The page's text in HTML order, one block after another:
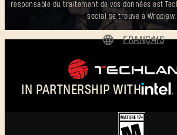
responsable du traitement de vos données est
social se trouve à Wrocław.
IN PARTNERSHIP WITH
FRANÇAIS
POLSKI